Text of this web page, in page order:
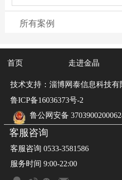
所有案例
首页 走进金晶
技术支持：淄博网泰信息科技有
鲁ICP备16036373号-2
鲁公网安备
客服咨询
客服咨询 0533-3581586
服务时间 9:00-22:00